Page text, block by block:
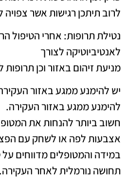
לרוב תיתכן רגישות אשר צפויה לחלוף
נטילת תרופות: אחרי הטיפול
לאנטיביוטיקה לצורך
מניעת זיהום באזור וכן
יש להימנע ממגע באזור
להימנע ממגע באזור העקירה.
חשוב ביותר להנחות את
אצבעות לפה או לשחק עם
במידה והמטופלים מדווחים
תחושה נורמלית לאחר העקירה.